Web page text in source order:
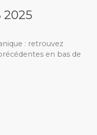
2025
: retrouvez
en bas de